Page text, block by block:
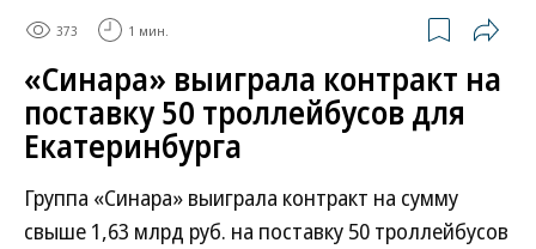
373 1 мин.
«Синара» выиграла контракт на
поставку 50 троллейбусов для
Екатеринбурга
Группа «Синара» выиграла контракт на сумму
свыше 1,63 млрд руб. на поставку 50 троллейбусов